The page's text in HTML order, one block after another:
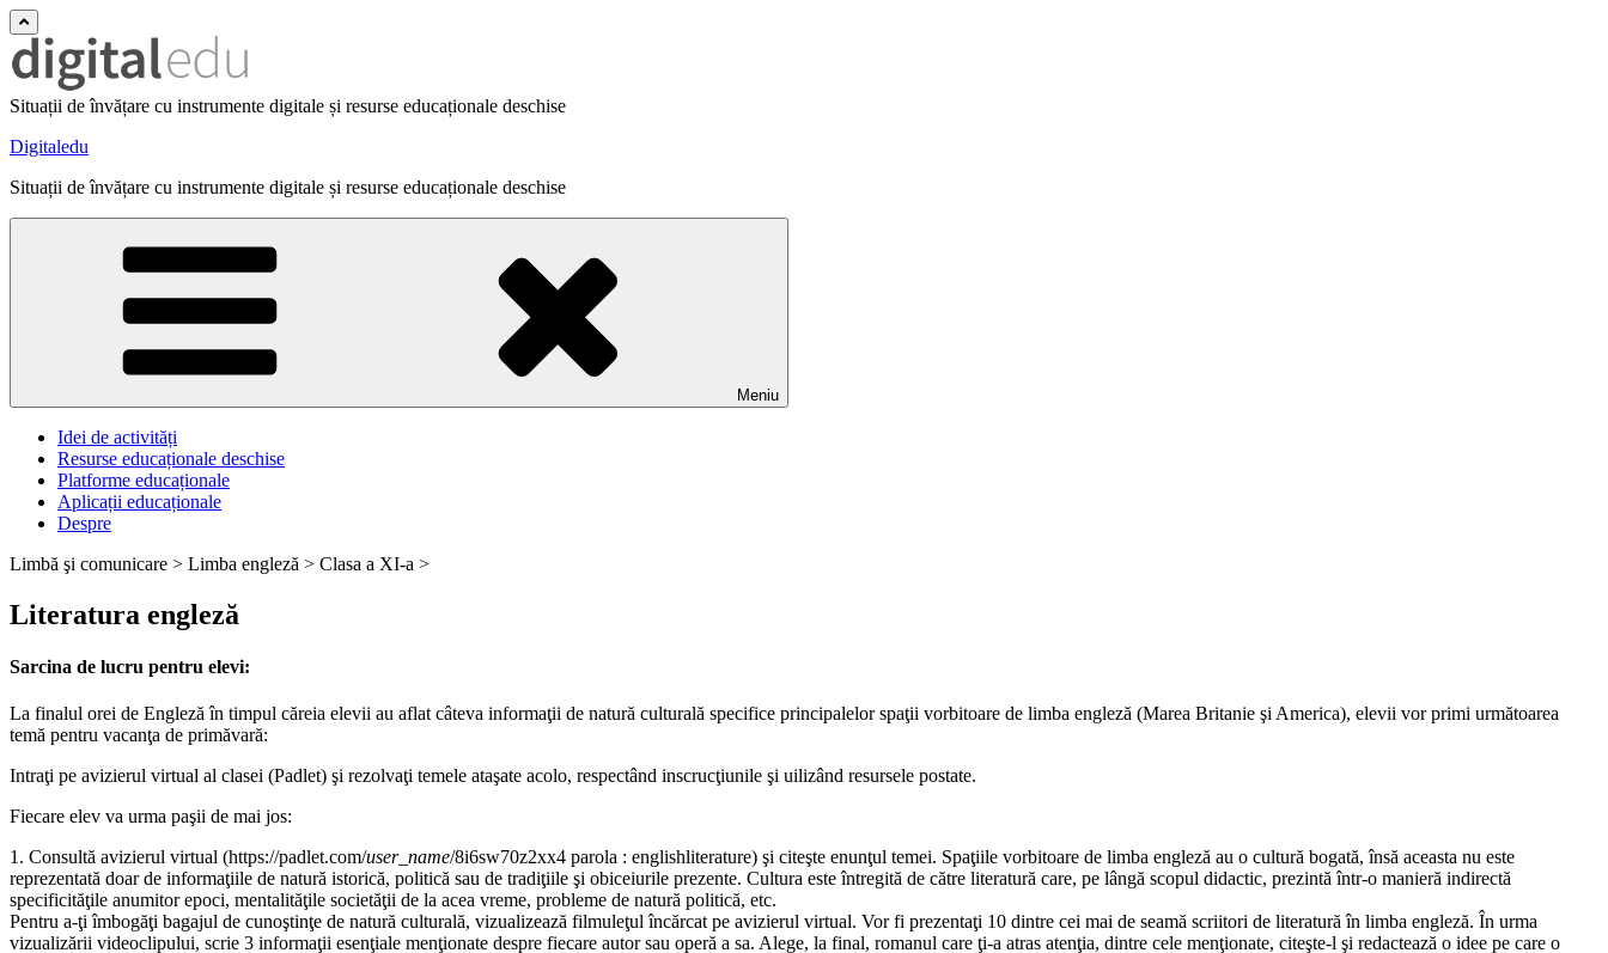
Situații de învățare cu instrumente digitale și resurse educaționale deschise
Digitaledu
Situații de învățare cu instrumente digitale și resurse educaționale deschise
Meniu
Idei de activități
Resurse educaționale deschise
Platforme educaționale
Aplicații educaționale
Despre
Limbă şi comunicare > Limba engleză > Clasa a XI-a >
Literatura engleză
Sarcina de lucru pentru elevi:
La finalul orei de Engleză în timpul căreia elevii au aflat câteva informaţii de natură culturală specifice principalelor spaţii vorbitoare de limba engleză (Marea Britanie şi America), elevii vor primi următoarea
temă pentru vacanţa de primăvară:
Intraţi pe avizierul virtual al clasei (Padlet) şi rezolvaţi temele ataşate acolo, respectând inscrucţiunile şi uilizând resursele postate.
Fiecare elev va urma paşii de mai jos:
1. Consultă avizierul virtual (https://padlet.com/user_name/8i6sw70z2xx4 parola : englishliterature) şi citeşte enunţul temei. Spaţiile vorbitoare de limba engleză au o cultură bogată, însă aceasta nu este
reprezentată doar de informaţiile de natură istorică, politică sau de tradiţiile şi obiceiurile prezente. Cultura este întregită de către literatură care, pe lângă scopul didactic, prezintă într-o manieră indirectă
specificităţile anumitor epoci, mentalităţile societăţii de la acea vreme, probleme de natură politică, etc.
Pentru a-ţi îmbogăţi bagajul de cunoştinţe de natură culturală, vizualizează filmuleţul încărcat pe avizierul virtual. Vor fi prezentaţi 10 dintre cei mai de seamă scriitori de literatură în limba engleză. În urma
vizualizării videoclipului, scrie 3 informaţii esenţiale menţionate despre fiecare autor sau operă a sa. Alege, la final, romanul care ţi-a atras atenţia, dintre cele menţionate, citeşte-l şi redactează o idee pe care o